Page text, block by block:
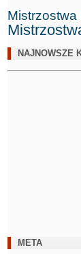
Mistrzostwa
NAJNOWSZE
META